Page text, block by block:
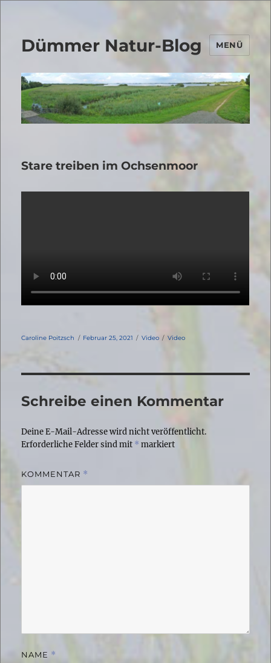
Dümmer Natur-Blog MENÜ
Stare treiben im Ochsenmoor
Autor
Caroline Poitzsch
Veröffentlicht
Februar 25, 2021 Format
Video Kategorien
Video
Schreibe einen Kommentar
Deine E-Mail-Adresse wird nicht veröffentlicht.
Erforderliche Felder sind mit * markiert
KOMMENTAR *
NAME *